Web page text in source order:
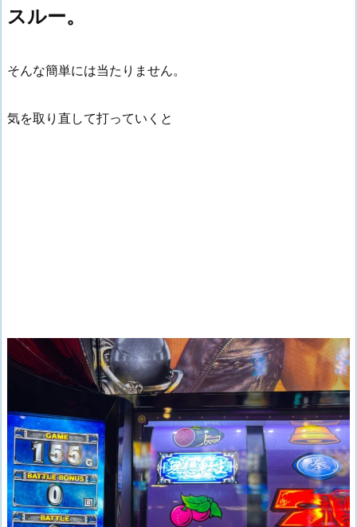
スルー。
そんな簡単には当たりません。
気を取り直して打っていくと